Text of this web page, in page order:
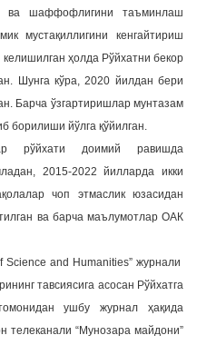
ва шаффофлигини таъминлаш
мустақиллигини кенгайтириш
ҳолда Рўйхатни бекор
Шунга кўра, 2020 йилдан бери
Барча ўзгартиришлар мунтазам
борилиши йўлга қўйилган.
рўйхати доимий равишда
2015-2022 йилларда икки
чоп этмаслик юзасидан
ва барча маълумотлар ОАК
and Humanities” журнали
тавсиясига асосан Рўйхатга
ушбу журнал ҳақида
телеканали “Мунозара майдони”